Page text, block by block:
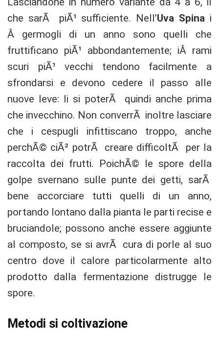
che sarÃ piÃ¹ sufficiente. Nell’Uva Spina i
Â germogli di un anno sono quelli che
fruttificano piÃ¹ abbondantemente; iÂ rami
scuri piÃ¹ vecchi tendono facilmente a
sfrondarsi e devono cedere il passo alle
nuove leve: li si poterÃ quindi anche prima
che invecchino. Non converrÃ inoltre lasciare
che i cespugli infittiscano troppo, anche
perchÃ© ciÃ² potrÃ creare difficoltÃ per la
raccolta dei frutti. PoichÃ© le spore della
golpe svernano sulle punte dei getti, sarÃ
bene accorciare tutti quelli di un anno,
portando lontano dalla pianta le parti recise e
bruciandole; possono anche essere aggiunte
al composto, se si avrÃ cura di porle al suo
centro dove il calore particolarmente alto
prodotto dalla fermentazione distrugge le
spore.
Metodi si coltivazione